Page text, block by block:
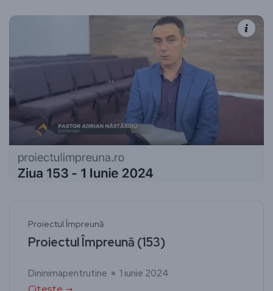
Proiectul Împreună
Proiectul Împreună (153)
Dininimapentrutine 1 iunie 2024